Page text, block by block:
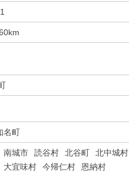
名町
南城市 読谷村 北谷町 北中城村
大宜味村 今帰仁村 恩納村